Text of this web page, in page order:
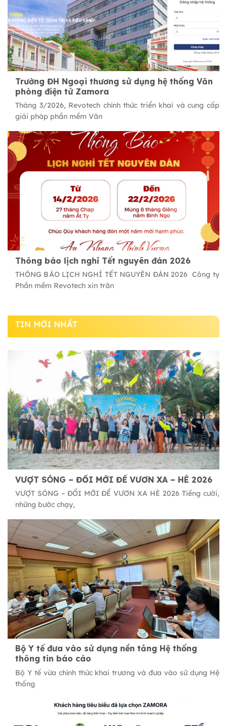
Trường ĐH Ngoại thương sử dụng hệ thống Văn
phòng điện tử Zamora
Tháng 3/2026, Revotech chính thức triển khai và cung cấp
giải pháp phần mềm Văn
Thông báo lịch nghỉ Tết nguyên đán 2026
THÔNG BÁO LỊCH NGHỈ TẾT NGUYÊN ĐÁN 2026 Công ty
Phần mềm Revotech xin trân
TIN MỚI NHẤT
VƯỢT SÓNG – ĐỔI MỚI ĐỂ VƯƠN XA – HÈ 2026
VƯỢT SÓNG – ĐỔI MỚI ĐỂ VƯƠN XA HÈ 2026 Tiếng cười,
những bước chạy,
Bộ Y tế đưa vào sử dụng nền tảng Hệ thống
thông tin báo cáo
Bộ Y tế vừa chính thức khai trương và đưa vào sử dụng Hệ
thống